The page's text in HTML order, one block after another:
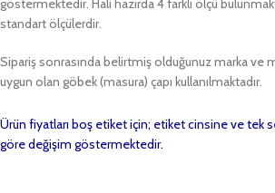
göstermektedir. Hali hazırda 4 farklı ölçü
standart ölçülerdir.
Sipariş sonrasında belirtmiş olduğunuz marka ve
uygun olan göbek (masura) çapı kullanılmaktadır.
Ürün fiyatları boş etiket için; etiket cinsine ve tek
göre değişim göstermektedir.